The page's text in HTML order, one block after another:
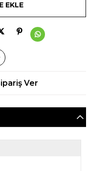
EKLE
Ver